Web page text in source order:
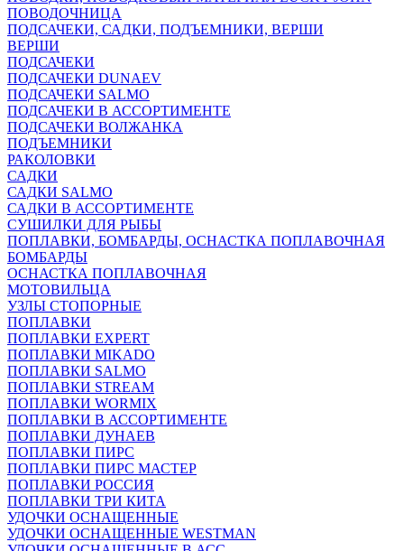
ПОВОДОЧНИЦА
ПОДСАЧЕКИ, САДКИ, ПОДЪЕМНИКИ, ВЕРШИ
ВЕРШИ
ПОДСАЧЕКИ
ПОДСАЧЕКИ DUNAEV
ПОДСАЧЕКИ SALMO
ПОДСАЧЕКИ В АССОРТИМЕНТЕ
ПОДСАЧЕКИ ВОЛЖАНКА
ПОДЪЕМНИКИ
РАКОЛОВКИ
САДКИ
САДКИ SALMO
САДКИ В АССОРТИМЕНТЕ
СУШИЛКИ ДЛЯ РЫБЫ
ПОПЛАВКИ, БОМБАРДЫ, ОСНАСТКА ПОПЛАВОЧНАЯ
БОМБАРДЫ
ОСНАСТКА ПОПЛАВОЧНАЯ
МОТОВИЛЬЦА
УЗЛЫ СТОПОРНЫЕ
ПОПЛАВКИ
ПОПЛАВКИ EXPERT
ПОПЛАВКИ MIKADO
ПОПЛАВКИ SALMO
ПОПЛАВКИ STREAM
ПОПЛАВКИ WORMIX
ПОПЛАВКИ В АССОРТИМЕНТЕ
ПОПЛАВКИ ДУНАЕВ
ПОПЛАВКИ ПИРС
ПОПЛАВКИ ПИРС МАСТЕР
ПОПЛАВКИ РОССИЯ
ПОПЛАВКИ ТРИ КИТА
УДОЧКИ ОСНАЩЕННЫЕ
УДОЧКИ ОСНАЩЕННЫЕ WESTMAN